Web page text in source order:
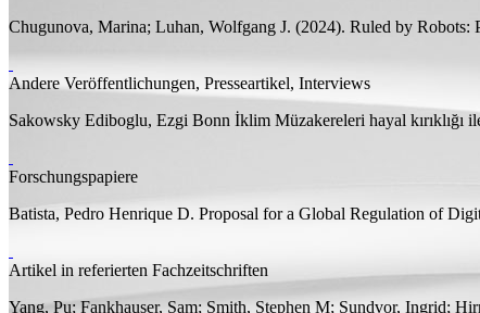
Chugunova, Marina; Luhan, Wolfgang J. (2024). Ruled by Robots:
Andere Veröffentlichungen, Presseartikel, Interviews
Sakowsky Ediboglu, Ezgi Bonn İklim Müzakereleri hayal kırıklığı
Forschungspapiere
Batista, Pedro Henrique D. Proposal for a Global Regulation of
Artikel in referierten Fachzeitschriften
Yang, Pu; Fankhauser, Sam; Smith, Stephen M; Sundvor, Ingrid;